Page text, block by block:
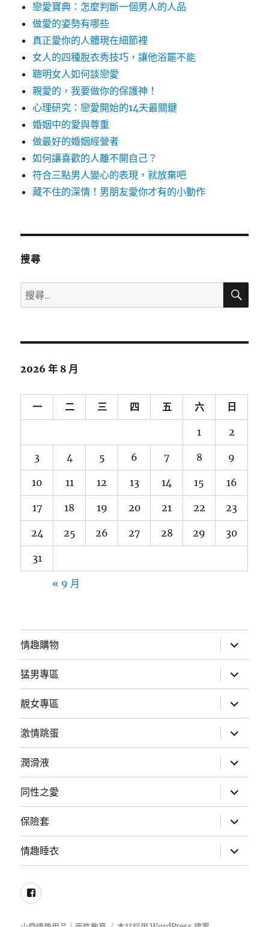
戀愛寶典：怎麼判斷一個男人的人品
做愛的姿勢有哪些
真正愛你的人體現在細節裡
女人的四種脫衣秀技巧，讓他浴罷不能
聰明女人如何談戀愛
親愛的，我要做你的保護神！
心理研究：戀愛開始的14天最關鍵
婚姻中的愛與尊重
做最好的婚姻經營者
如何讓喜歡的人離不開自己？
符合三點男人變心的表現，就放棄吧
藏不住的深情！男朋友愛你才有的小動作
搜尋
搜
尋
鍵
搜
2026 年 8 月
一 二 三 四 五 六 日
1 2
3 4 5 6 7 8 9
10 11 12 13 14 15 16
17 18 19 20 21 22 23
24 25 26 27 28 29 30
31
« 9 月
情趣購物
開
子
選
單
猛男專區
開
子
選
單
靚女專區
開
子
選
單
激情跳蛋
開
子
選
單
潤滑液
開
子
選
單
同性之愛
開
子
選
單
保險套
開
子
選
單
情趣睡衣
開
子
Facebook